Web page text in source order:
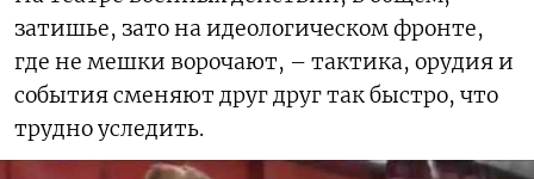
затишье, зато на идеологическом фронте,
где не мешки ворочают, – тактика, орудия и
события сменяют друг друг так быстро, что
трудно уследить.